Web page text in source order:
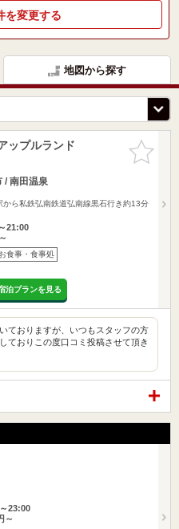
を変更する
地図から探す
お気に入
りに追加
ップルランド
/ 南田温泉
から私鉄弘南鉄道弘南線黒石行き約13分
21:00
お食事・食事処
泊プランを見る
ておりますが、いつもスタッフの方
ておりこの度口コミ投稿させて頂き
23:00
～